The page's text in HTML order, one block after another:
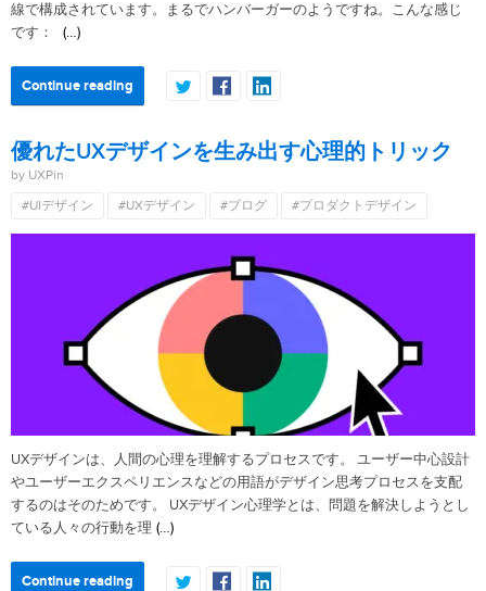
線で構成されています。まるでハンバーガーのようですね。こんな感じ
です： (…)
Continue reading
優れたUXデザインを生み出す心理的トリック
by UXPin
#UIデザイン
#UXデザイン #ブログ #プロダクトデザイン
UXデザインは、人間の心理を理解するプロセスです。 ユーザー中心設計
やユーザーエクスペリエンスなどの用語がデザイン思考プロセスを支配
するのはそのためです。 UXデザイン心理学とは、問題を解決しようとし
ている人々の行動を理 (…)
Continue reading